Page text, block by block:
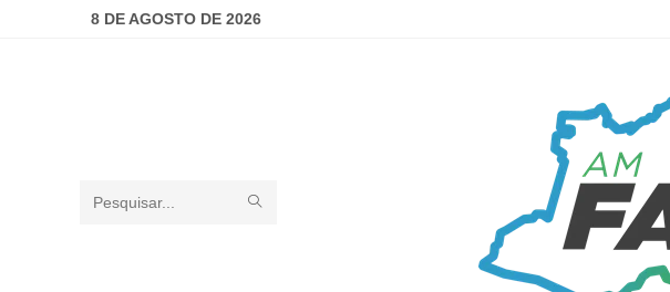
8 DE AGOSTO DE 2026
Pesquisar